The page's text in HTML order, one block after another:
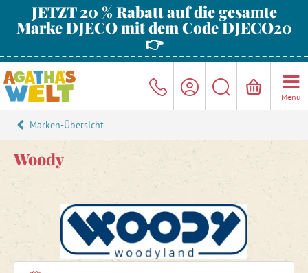
JETZT 20 % Rabatt auf die gesamte
Marke DJECO mit dem Code DJECO20
👉
Menu
Marken-Übersicht
Woody